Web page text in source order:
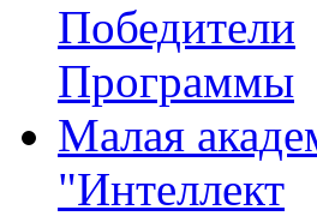
Победители
Программы
Малая
"Интеллект